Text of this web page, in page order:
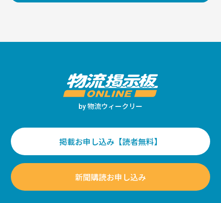
by物流ウィークリー
掲載お申し込み【読者無料】
新聞購読お申し込み